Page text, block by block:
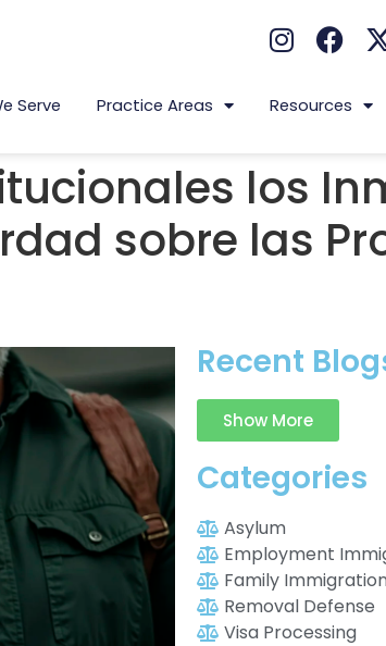
Serve Practice Areas Resources
los
sobre las
Recent
Show More
Categories
Asylum
Employment
Family
Removal Defense
Visa Processing